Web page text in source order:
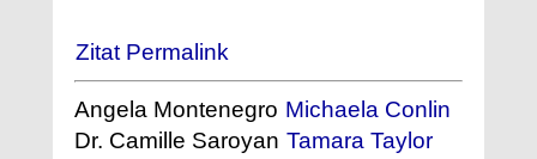
Zitat Permalink
Angela Montenegro Michaela Conlin
Dr. Camille Saroyan Tamara Taylor